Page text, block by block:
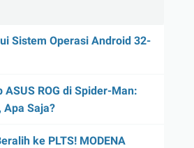
Sistem Operasi Android 32-
ASUS ROG di Spider-Man:
Apa Saja?
ke PLTS! MODENA